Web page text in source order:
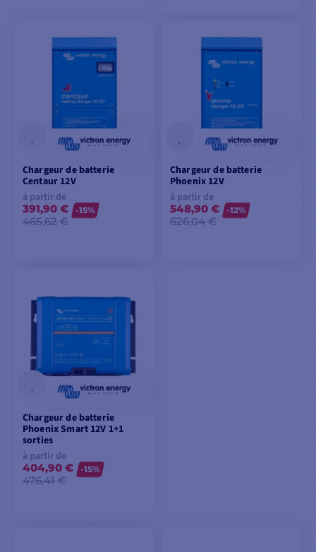
VOIR LES MODÈLES
Chargeur de batterie
Centaur 12V
à partir de
391,90 €
465,62 €
-15%
Chargeur de batterie
Phoenix 12V
à partir de
548,90 €
626,04 €
-12%
Chargeur de batterie
Phoenix Smart 12V 1+1
sorties
à partir de
404,90 €
476,41 €
-15%